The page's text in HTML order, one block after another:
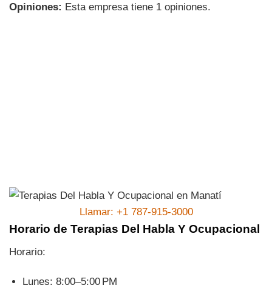
Opiniones: Esta empresa tiene 1 opiniones.
Llamar: +1 787-915-3000
Horario de Terapias Del Habla Y Ocupacional
Horario:
Lunes: 8:00–5:00 PM